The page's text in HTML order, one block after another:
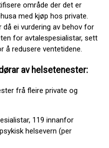
område der det er
med kjøp hos private.
ei vurdering av behov for
for avtalespesialistar, sett
å redusere ventetidene.
av helsetenester:
frå fleire private og
119 innanfor
helsevern (per